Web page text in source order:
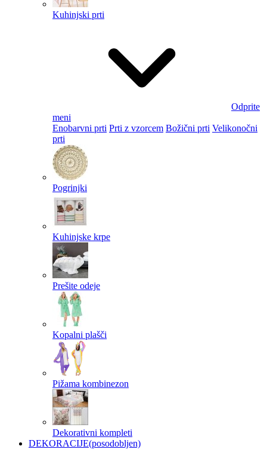
Kuhinjski prti
Odprite
meni
Enobarvni prti Prti z vzorcem Božični prti Velikonočni
prti​
Pogrinjki
Kuhinjske krpe
Prešite odeje
Kopalni plašči
Pižama kombinezon
Dekorativni kompleti
DEKORACIJE(posodobljen)